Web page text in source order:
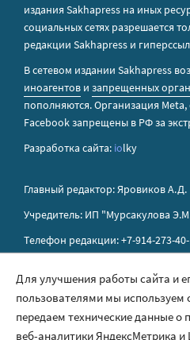
издания Sakhapress на иных
социальных сетях разрешается
редакции Sakhapress и
В сетевом издании Sakhapress
иноагентов и запрещенных
пополняются. Организация
Facebook запрещены в РФ за
Разработка сайта: iolky
Главный редактор: Яровиков А.Д.
Учредитель: ИП "Мурсакулова
Телефон редакции: +7-914-273-
Правила сайта
Политика обработки
Для улучшения работы сайта и
пользователями мы
передаем технические данные о
веб-аналитики ЯндексМетрика